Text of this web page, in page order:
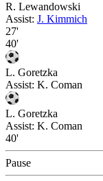
R. Lewandowski
Assist: J. Kimmich
27'
40'
L. Goretzka
Assist: K. Coman
L. Goretzka
Assist: K. Coman
40'
Pause